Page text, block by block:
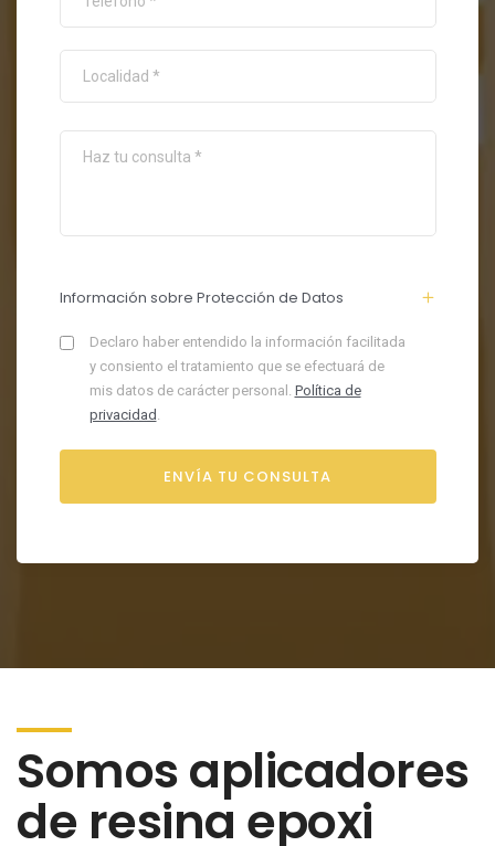
Información sobre Protección de Datos
Declaro haber entendido la información facilitada
y consiento el tratamiento que se efectuará de
mis datos de carácter personal. Política de
privacidad .
Somos aplicadores
de resina epoxi